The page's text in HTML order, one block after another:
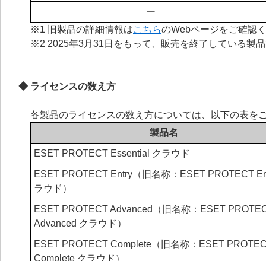
ー
※1 旧製品の詳細情報はこちらのWebページをご確認
※2 2025年3月31日をもって、販売を終了している製
◆ ライセンスの数え方
各製品のライセンスの数え方については、以下の表を
製品名
ESET PROTECT Essential クラウド
ESET PROTECT Entry（旧名称：ESET PROTECT
ラウド）
ESET PROTECT Advanced（旧名称：ESET
Advanced クラウド）
ESET PROTECT Complete（旧名称：ESET
Complete クラウド）